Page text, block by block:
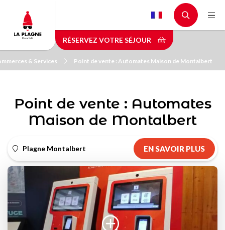
contenu
principal
RÉSERVEZ VOTRE SÉJOUR
& Services Point de vente : Automates Maison de Montalbert
Point de vente : Automates
Maison de Montalbert
Plagne Montalbert EN SAVOIR PLUS